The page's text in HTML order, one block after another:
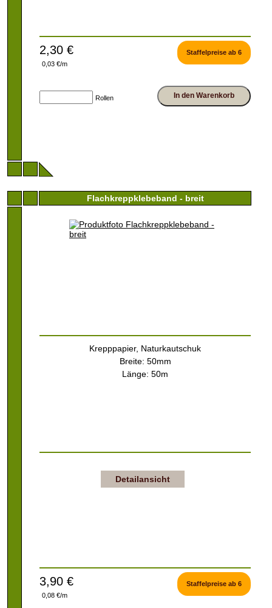
2,30 €
0,03 €/m
Staffelpreise ab 6
Rollen In den Warenkorb
Flachkreppklebeband - breit
Krepppapier, Naturkautschuk
Breite: 50mm
Länge: 50m
Detailansicht
3,90 €
0,08 €/m
Staffelpreise ab 6